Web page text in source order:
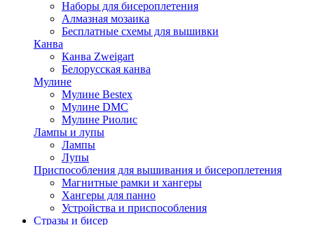
Наборы для бисероплетения
Алмазная мозаика
Бесплатные схемы для вышивки
Канва
Канва Zweigart
Белорусская канва
Мулине
Мулине Bestex
Мулине DMC
Мулине Риолис
Лампы и лупы
Лампы
Лупы
Приспособления для вышивания и бисероплетения
Магнитные рамки и хангеры
Хангеры для панно
Устройства и приспособления
Стразы и бисер